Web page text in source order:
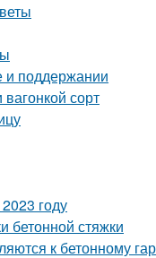
и поддержании
сорт
году
стяжки
к бетонному